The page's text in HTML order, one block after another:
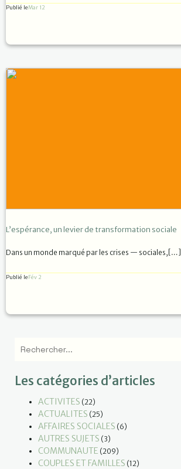
Publié leMar 12
L’espérance, un levier de transformation sociale
Dans un monde marqué par les crises — sociales,[…]
Publié leFév 2
Les catégories d’articles
ACTIVITES (22)
ACTUALITES (25)
AFFAIRES SOCIALES (6)
AUTRES SUJETS (3)
COMMUNAUTE (209)
COUPLES ET FAMILLES (12)